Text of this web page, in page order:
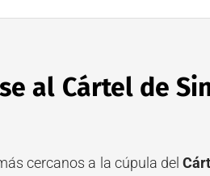
al Cártel de
cercanos a la cúpula del